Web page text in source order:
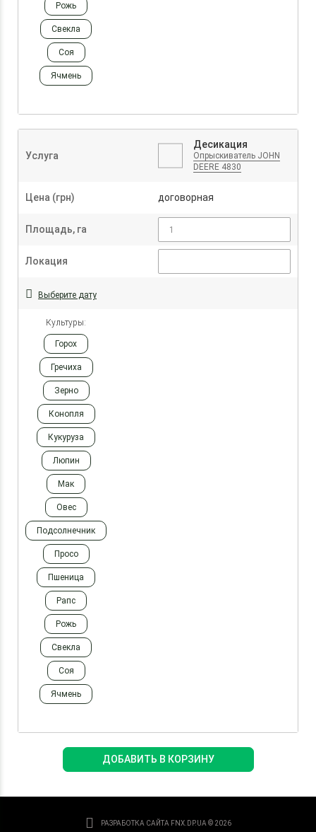
Рожь
Свекла
Соя
Ячмень
Услуга
Десикация
Опрыскиватель JOHN
DEERE 4830
Цена (грн) договорная
Площадь, га
Локация
Выберите дату
Культуры:
Горох
Гречиха
Зерно
Конопля
Кукуруза
Люпин
Мак
Овес
Подсолнечник
Просо
Пшеница
Рапс
Рожь
Свекла
Соя
Ячмень
ДОБАВИТЬ В КОРЗИНУ
РАЗРАБОТКА САЙТА FNX.DP.UA © 2026